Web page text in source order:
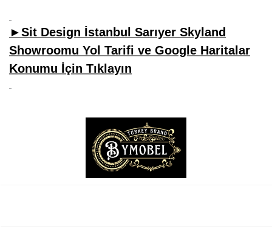
►Sit Design İstanbul Sarıyer Skyland
Showroomu Yol Tarifi ve Google Haritalar
Konumu İçin Tıklayın